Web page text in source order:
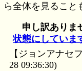
ら全体を見ること
申し訳ありま
状態にしていま
【ジョンアナセ
28 09:36:30)